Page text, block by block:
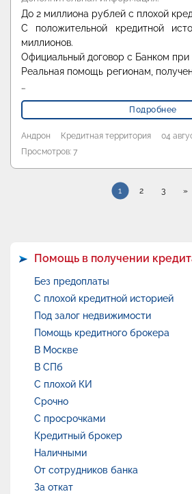
До 2 миллиона рублей с плохой
С положительной кредитной
миллионов.
Официальный договор с Банком при
Реальная помощь регионам,
…
Подробнее
Андрон Кредитная территория
04
Просмотров: 7
1 2 3 »
Помощь в получении
Без предоплаты
С плохой кредитной историей
Под залог недвижимости
Помощь кредитного брокера
В Москве
В СПб
С плохой КИ
Срочно
С просрочками
Кредитный брокер
Наличными
От сотрудников банка
За откат